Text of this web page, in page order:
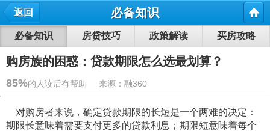
必备知识
返回
必备知识 房贷技巧 政策解读 买房攻略
购房族的困惑：贷款期限怎么选最划算？
85%的人读后有帮助 来源：融360
对购房者来说，确定贷款期限的长短是一个两难的决定：
期限长意味着需要支付更多的贷款利息；期限短意味着每个